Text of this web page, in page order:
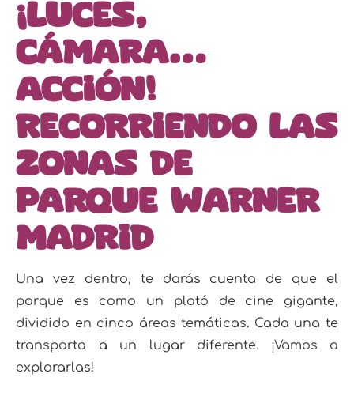
¡Luces,
Cámara…
Acción!
Recorriendo las
zonas de
Parque Warner
Madrid
Una vez dentro, te darás cuenta de que el
parque es como un plató de cine gigante,
dividido en cinco áreas temáticas. Cada una te
transporta a un lugar diferente. ¡Vamos a
explorarlas!